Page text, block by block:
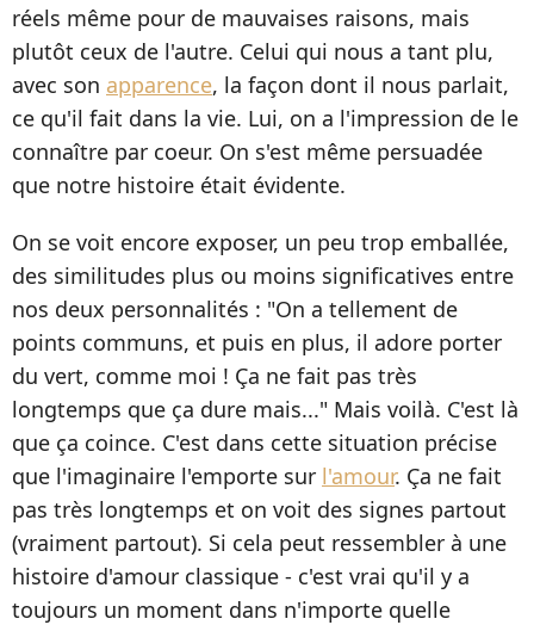
réels même pour de mauvaises raisons, mais
plutôt ceux de l'autre. Celui qui nous a tant plu,
avec son apparence, la façon dont il nous parlait,
ce qu'il fait dans la vie. Lui, on a l'impression de le
connaître par coeur. On s'est même persuadée
que notre histoire était évidente.
On se voit encore exposer, un peu trop emballée,
des similitudes plus ou moins significatives entre
nos deux personnalités : "On a tellement de
points communs, et puis en plus, il adore porter
du vert, comme moi ! Ça ne fait pas très
longtemps que ça dure mais..." Mais voilà. C'est là
que ça coince. C'est dans cette situation précise
que l'imaginaire l'emporte sur l'amour. Ça ne fait
pas très longtemps et on voit des signes partout
(vraiment partout). Si cela peut ressembler à une
histoire d'amour classique - c'est vrai qu'il y a
toujours un moment dans n'importe quelle